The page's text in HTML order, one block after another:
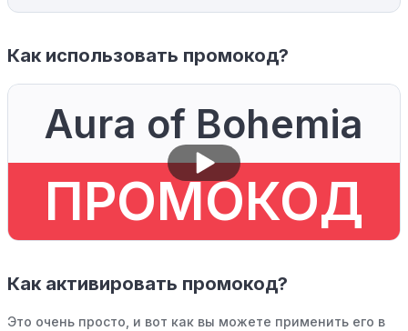
Как использовать промокод?
Aura of Bohemia
ПРОМОКОД
Как активировать промокод?
Это очень просто, и вот как вы можете применить его в